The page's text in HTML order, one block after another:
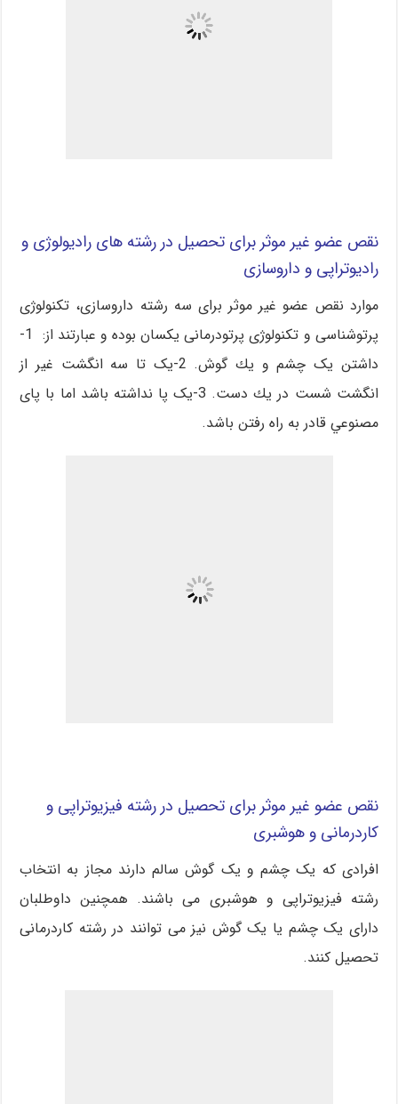
نقص عضو غیر موثر برای تحصیل در رشته های رادیولوژی و
رادیوتراپی و داروسازی
موارد نقص عضو غیر موثر برای سه رشته داروسازی، تکنولوژی
پرتوشناسی و تکنولوژی پرتودرمانی یکسان بوده و عبارتند از: 1-
داشتن يک چشم و يك گوش. 2-يک تا سه انگشت غير از
انگشت شست در يك دست. 3-يک پا نداشته باشد اما با پای
مصنوعي قادر به راه رفتن باشد.
نقص عضو غیر موثر برای تحصیل در رشته فیزیوتراپی و
کاردرمانی و هوشبری
افرادی که یک چشم و یک گوش سالم دارند مجاز به انتخاب
رشته فیزیوتراپی و هوشبری می باشند. همچنین داوطلبان
دارای یک چشم یا یک گوش نیز می توانند در رشته کاردرمانی
تحصیل کنند.